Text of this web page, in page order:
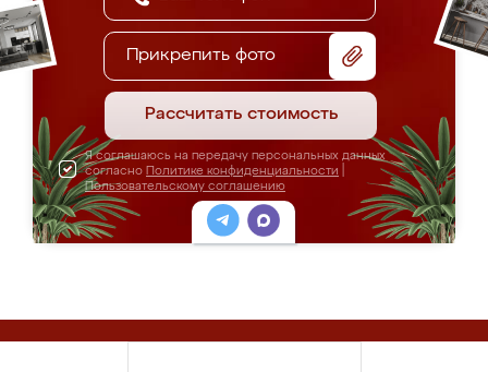
Прикрепить фото
Рассчитать стоимость
Я соглашаюсь на передачу персональных данных
согласно Политике конфиденциальности
Пользовательскому соглашению